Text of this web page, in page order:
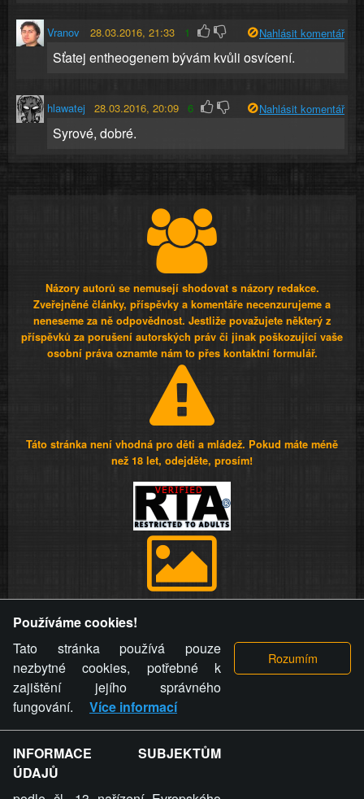
Vranov 28.03.2016, 21:33 1 Nahlásit komentář
Sťatej entheogenem bývám kvůli osvícení.
hlawatej 28.03.2016, 20:09 6 Nahlásit komentář
Syrové, dobré.
Názory autorů se nemusejí shodovat s názory redakce.
Zveřejněné články, příspěvky a komentáře necenzurujeme a
neneseme za ně odpovědnost. Jestliže považujete některý z
příspěvků za porušení autorských práv či jinak poškozující vaše
osobní práva oznamte nám to přes kontaktní formulář.
Táto stránka není vhodná pro děti a mládež. Pokud máte méně
než 18 let, odejděte, prosím!
videa a komentáře. Osoba, které se toto opatření provozovatele
stránky týče, ani osoba, která umístila fotografii nebo video na
stránku, nemůže z důvodu odstranění fotografie, videa nebo
komentáře pro výše uvedenou okolnost uplatnit vůči
provozovateli stránky žádný nárok na náhradu škody nebo
nemajetkové újmy.
ZVRÁCENÝ.CZ - Svět není zvrácenej. To jen
ty lidi...
Používáme cookies!
Tato stránka používá pouze
nezbytné cookies, potřebné k
zajištění jejího správného
fungování.
Více informací
INFORMACE SUBJEKTŮM
ÚDAJŮ